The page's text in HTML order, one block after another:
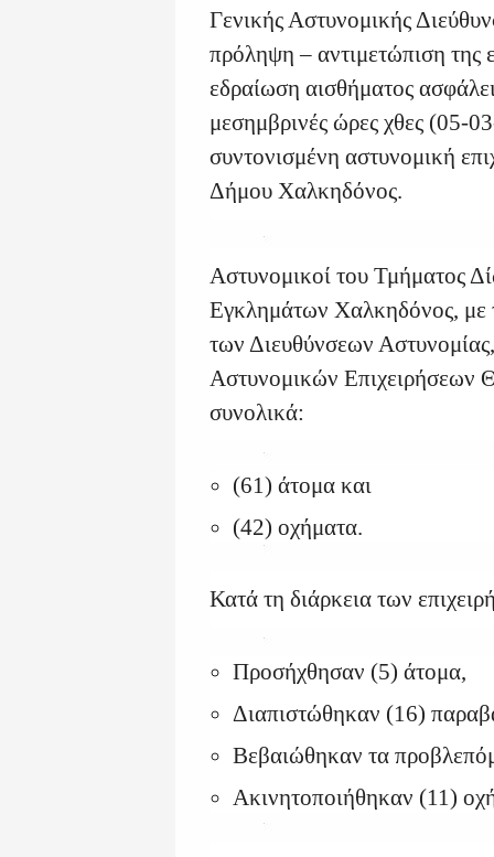
Γενικής Αστυνομικής
πρόληψη – αντιμετώπιση της
εδραίωση αισθήματος
μεσημβρινές ώρες χθες (05-
συντονισμένη αστυνομική
Δήμου Χαλκηδόνος.
Αστυνομικοί του Τμήματος
Εγκλημάτων Χαλκηδόνος, με
των Διευθύνσεων
Αστυνομικών Επιχειρήσεων
συνολικά:
(61) άτομα και
(42) οχήματα.
Κατά τη διάρκεια των
Προσήχθησαν (5) άτομα,
Διαπιστώθηκαν (16)
Βεβαιώθηκαν τα
Ακινητοποιήθηκαν (11)